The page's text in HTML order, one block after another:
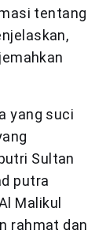
tentang
yang suci
Sultan
putra
Malikul
rahmat dan